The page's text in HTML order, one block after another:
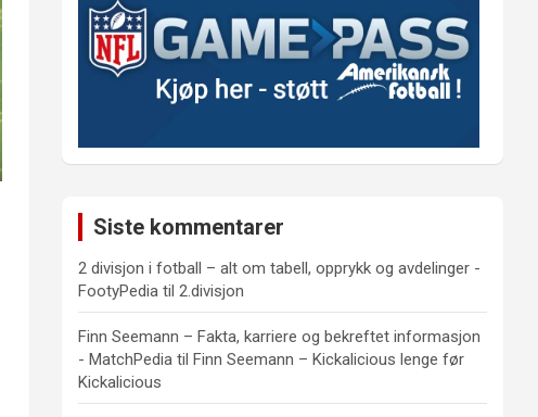
Siste kommentarer
2 divisjon i fotball – alt om tabell, opprykk og avdelinger -
FootyPedia til2.divisjon
Finn Seemann – Fakta, karriere og bekreftet informasjon
- MatchPedia tilFinn Seemann – Kickalicious lenge før
Kickalicious